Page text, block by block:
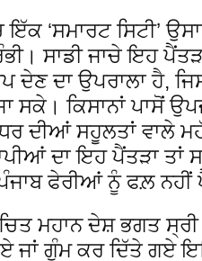
‘ਸਮਾਰਟ ਸਿਟੀ’
ਸਾਡੀ ਜਾਚੇ ਇਹ
ਦੇਣ ਦਾ ਉਪਰਾਲਾ ਹੈ,
ਸਕੇ। ਕਿਸਾਨਾਂ ਪਾਸੋਂ
ਦੀਆਂ ਸਹੂਲਤਾਂ ਵਾਲੇ
ਦਾ ਇਹ ਪੈਂਤੜਾ ਤਾਂ
ਫੇਰੀਆਂ ਨੂੰ ਫਲ਼ ਨਹੀਂ
ਮਹਾਨ ਦੇਸ਼ ਭਗਤ ਸ੍ਰੀ
ਜਾਂ ਗੁੰਮ ਕਰ ਦਿੱਤੇ ਗਏ